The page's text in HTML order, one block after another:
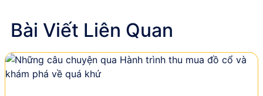
Bài Viết Liên Quan